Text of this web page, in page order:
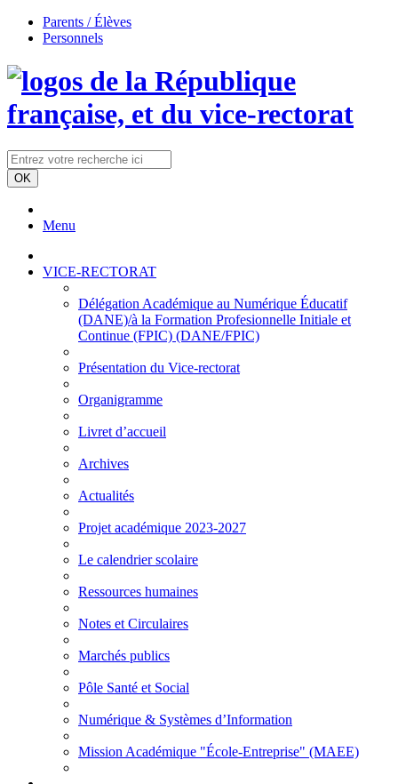
Parents / Élèves
Personnels
Menu
VICE-RECTORAT
Délégation Académique au Numérique Éducatif
(DANE)/à la Formation Profesionnelle Initiale et
Continue (FPIC) (DANE/FPIC)
Présentation du Vice-rectorat
Organigramme
Livret d’accueil
Archives
Actualités
Projet académique 2023-2027
Le calendrier scolaire
Ressources humaines
Notes et Circulaires
Marchés publics
Pôle Santé et Social
Numérique & Systèmes d’Information
Mission Académique "École-Entreprise" (MAEE)